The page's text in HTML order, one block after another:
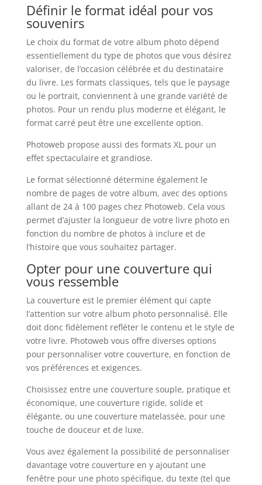
Définir le format idéal pour vos
souvenirs
Le choix du format de votre album photo dépend
essentiellement du type de photos que vous désirez
valoriser, de l’occasion célébrée et du destinataire
du livre. Les formats classiques, tels que le paysage
ou le portrait, conviennent à une grande variété de
photos. Pour un rendu plus moderne et élégant, le
format carré peut être une excellente option.
Photoweb propose aussi des formats XL pour un
effet spectaculaire et grandiose.
Le format sélectionné détermine également le
nombre de pages de votre album, avec des options
allant de 24 à 100 pages chez Photoweb. Cela vous
permet d’ajuster la longueur de votre livre photo en
fonction du nombre de photos à inclure et de
l’histoire que vous souhaitez partager.
Opter pour une couverture qui
vous ressemble
La couverture est le premier élément qui capte
l’attention sur votre album photo personnalisé. Elle
doit donc fidèlement refléter le contenu et le style de
votre livre. Photoweb vous offre diverses options
pour personnaliser votre couverture, en fonction de
vos préférences et exigences.
Choisissez entre une couverture souple, pratique et
économique, une couverture rigide, solide et
élégante, ou une couverture matelassée, pour une
touche de douceur et de luxe.
Vous avez également la possibilité de personnaliser
davantage votre couverture en y ajoutant une
fenêtre pour une photo spécifique, du texte (tel que